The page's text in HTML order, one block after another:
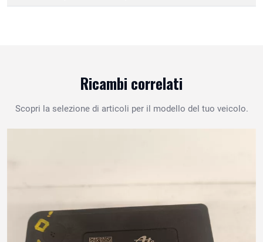
Ricambi correlati
Scopri la selezione di articoli per il modello del tuo veicolo.